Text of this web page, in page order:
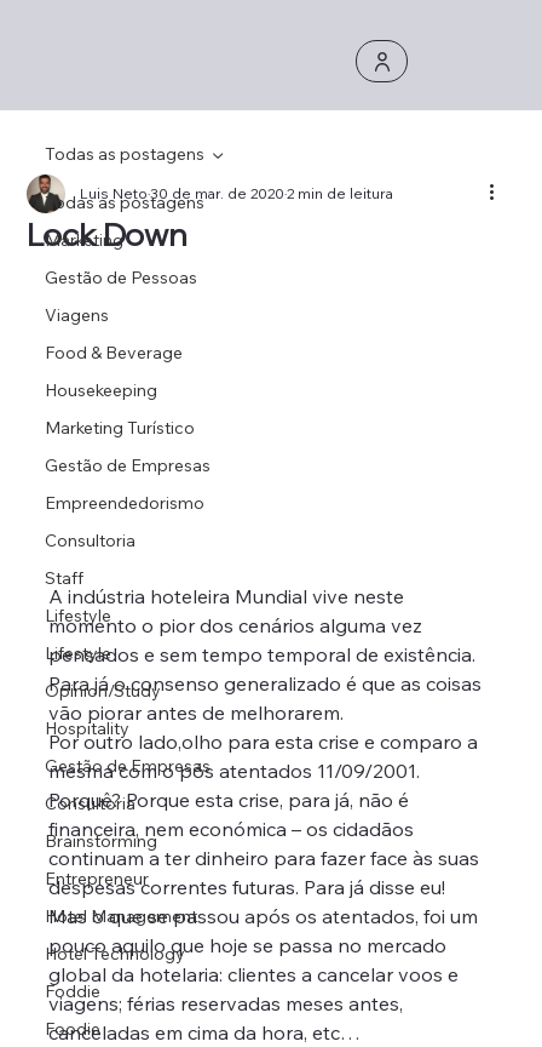
Todas as postagens
Marketing
Gestão de Pessoas
Viagens
Food & Beverage
Housekeeping
Marketing Turístico
Gestão de Empresas
Empreendedorismo
Consultoria
Staff
Lifestyle
Lifestyle
Opinion/Study
Hospitality
Gestão de Empresas
Consultoria
Brainstorming
Entrepreneur
Hotel Management
Hotel Technology
Foddie
Foodie
Todas as postagens
Lock Down
Luis Neto30 de mar. de 20202 min de leitura
A indústria hoteleira Mundial vive neste
momento o pior dos cenários alguma vez
pensados e sem tempo temporal de existência.
Para já o consenso generalizado é que as coisas
vão piorar antes de melhorarem.
Por outro lado,olho para esta crise e comparo a
mesma com o pós atentados 11/09/2001.
Porquê? Porque esta crise, para já, não é
financeira, nem económica – os cidadãos
continuam a ter dinheiro para fazer face às suas
despesas correntes futuras. Para já disse eu!
Mas o que se passou após os atentados, foi um
pouco aquilo que hoje se passa no mercado
global da hotelaria: clientes a cancelar voos e
viagens; férias reservadas meses antes,
canceladas em cima da hora, etc…